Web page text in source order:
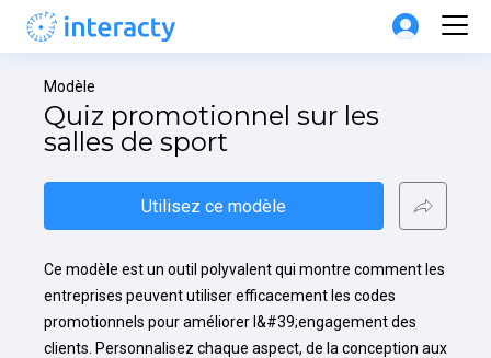
Modèle
Quiz promotionnel sur les
salles de sport
Utilisez ce modèle
Ce modèle est un outil polyvalent qui montre comment les
entreprises peuvent utiliser efficacement les codes
promotionnels pour améliorer l&#39;engagement des
clients. Personnalisez chaque aspect, de la conception aux